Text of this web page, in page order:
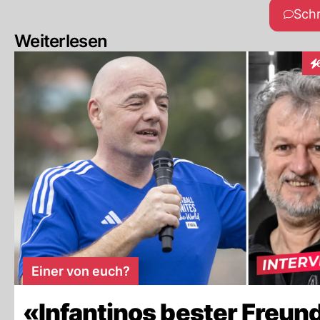
Weiterlesen
Einer von euch?
«Infantinos bester